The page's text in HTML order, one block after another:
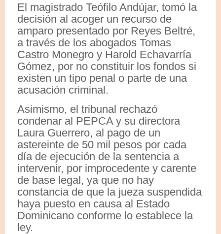
El magistrado Teófilo Andújar, tomó la
decisión al acoger un recurso de
amparo presentado por Reyes Beltré,
a través de los abogados Tomas
Castro Monegro y Harold Echavarría
Gómez, por no constituir los fondos si
existen un tipo penal o parte de una
acusación criminal.
Asimismo, el tribunal rechazó
condenar al PEPCA y su directora
Laura Guerrero, al pago de un
astereinte de 50 mil pesos por cada
día de ejecución de la sentencia a
intervenir, por improcedente y carente
de base legal, ya que no hay
constancia de que la jueza suspendida
haya puesto en causa al Estado
Dominicano conforme lo establece la
ley.